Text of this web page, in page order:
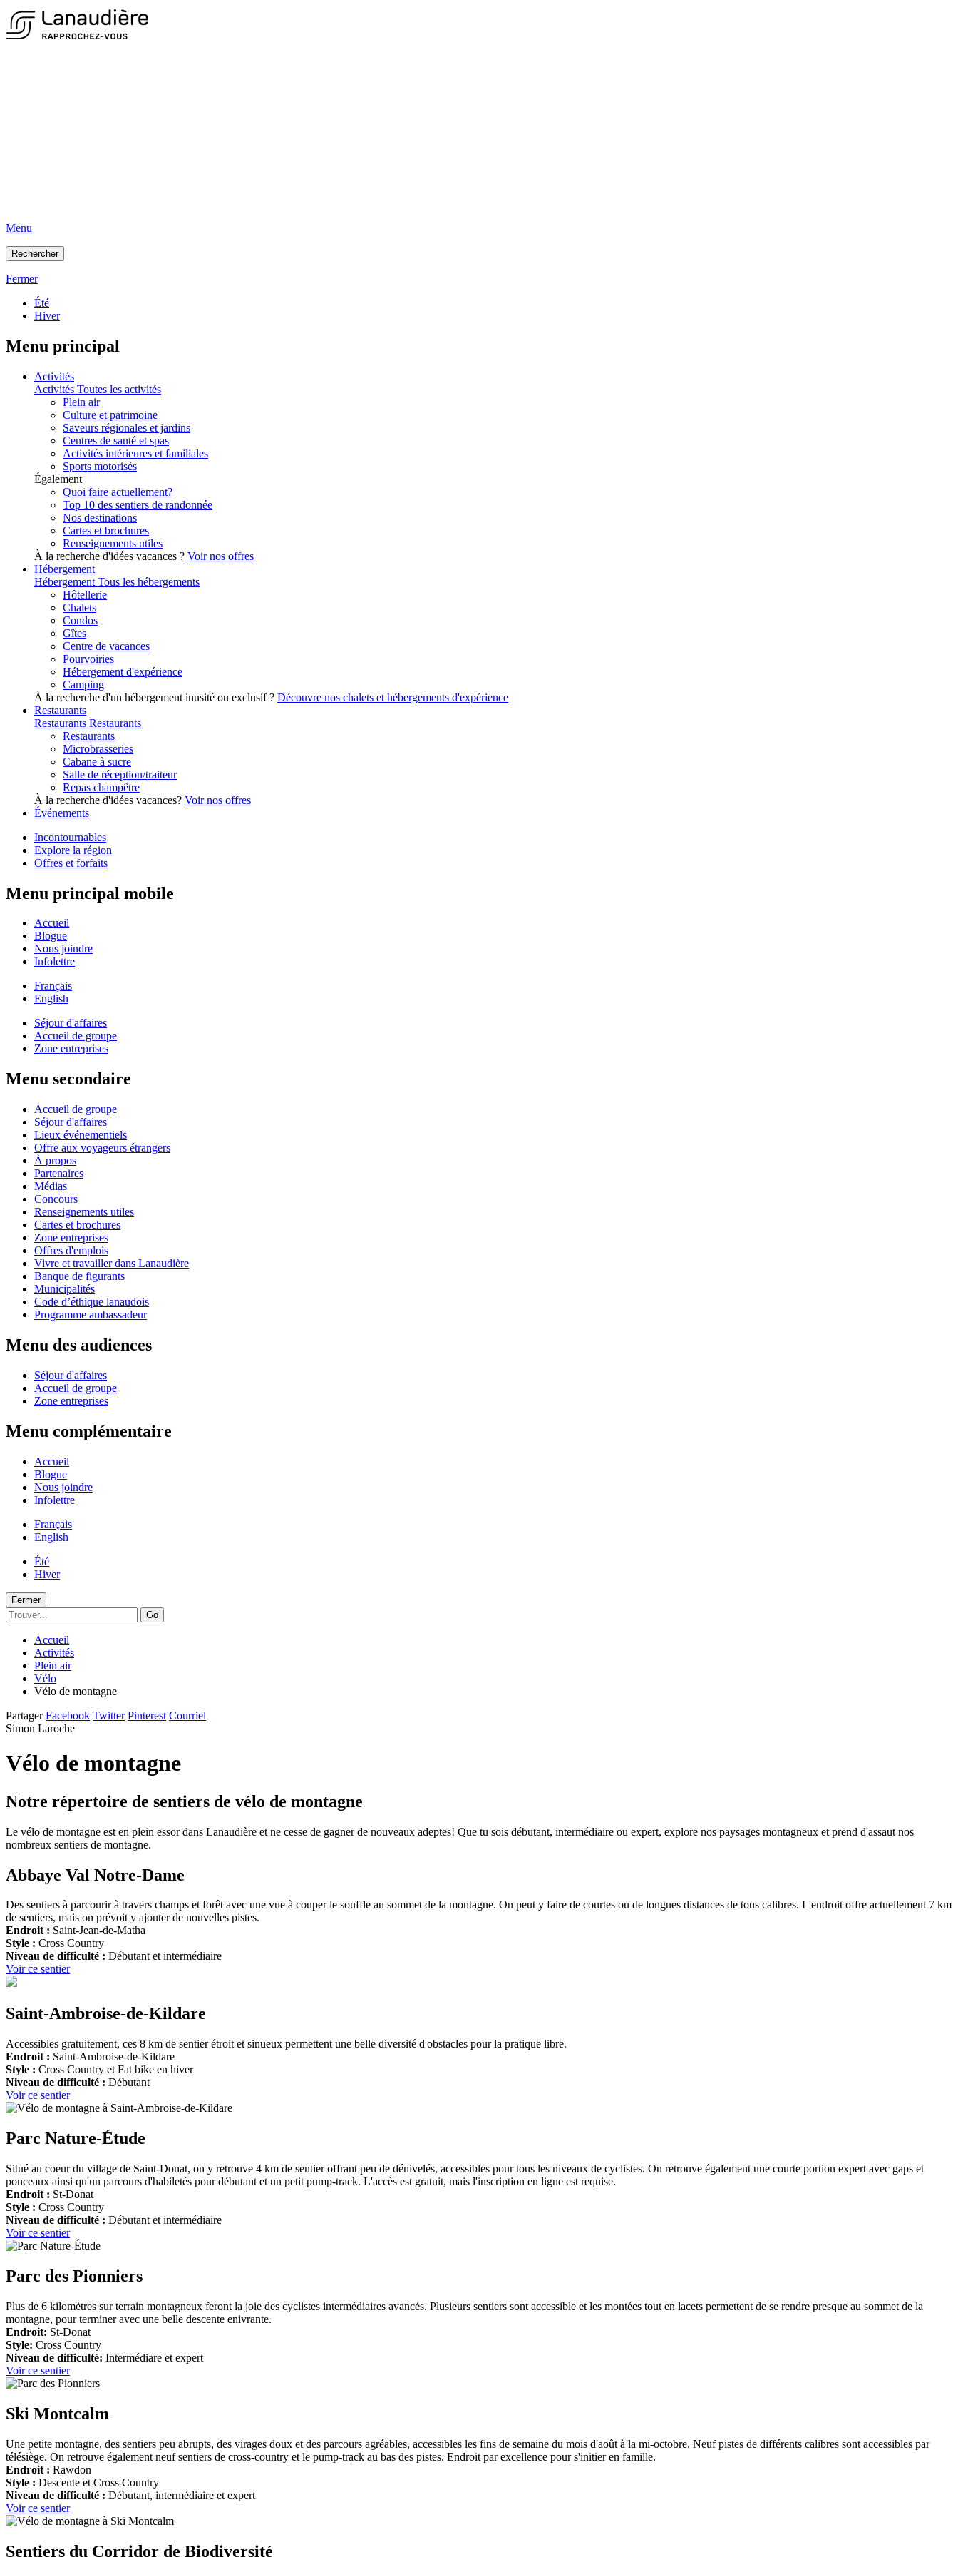
Menu
Rechercher
Fermer
Été
Hiver
Menu principal
Activités
Activités Toutes les activités
Plein air
Culture et patrimoine
Saveurs régionales et jardins
Centres de santé et spas
Activités intérieures et familiales
Sports motorisés
Également
Quoi faire actuellement?
Top 10 des sentiers de randonnée
Nos destinations
Cartes et brochures
Renseignements utiles
À la recherche d'idées vacances ? Voir nos offres
Hébergement
Hébergement Tous les hébergements
Hôtellerie
Chalets
Condos
Gîtes
Centre de vacances
Pourvoiries
Hébergement d'expérience
Camping
À la recherche d'un hébergement inusité ou exclusif ? Découvre nos chalets et hébergements d'expérience
Restaurants
Restaurants Restaurants
Restaurants
Microbrasseries
Cabane à sucre
Salle de réception/traiteur
Repas champêtre
À la recherche d'idées vacances? Voir nos offres
Événements
Incontournables
Explore la région
Offres et forfaits
Menu principal mobile
Accueil
Blogue
Nous joindre
Infolettre
Français
English
Séjour d'affaires
Accueil de groupe
Zone entreprises
Menu secondaire
Accueil de groupe
Séjour d'affaires
Lieux événementiels
Offre aux voyageurs étrangers
À propos
Partenaires
Médias
Concours
Renseignements utiles
Cartes et brochures
Zone entreprises
Offres d'emplois
Vivre et travailler dans Lanaudière
Banque de figurants
Municipalités
Code d’éthique lanaudois
Programme ambassadeur
Menu des audiences
Séjour d'affaires
Accueil de groupe
Zone entreprises
Menu complémentaire
Accueil
Blogue
Nous joindre
Infolettre
Français
English
Été
Hiver
Fermer
Go
Accueil
Activités
Plein air
Vélo
Vélo de montagne
Partager Facebook Twitter Pinterest Courriel
Simon Laroche
Vélo de montagne
Notre répertoire de sentiers de vélo de montagne
Le vélo de montagne est en plein essor dans Lanaudière et ne cesse de gagner de nouveaux adeptes! Que tu sois débutant, intermédiaire ou expert, explore nos paysages montagneux et prend d'assaut nos
nombreux sentiers de montagne.
Abbaye Val Notre-Dame
Des sentiers à parcourir à travers champs et forêt avec une vue à couper le souffle au sommet de la montagne. On peut y faire de courtes ou de longues distances de tous calibres. L'endroit offre actuellement 7 km
de sentiers, mais on prévoit y ajouter de nouvelles pistes.
Endroit : Saint-Jean-de-Matha
Style : Cross Country
Niveau de difficulté : Débutant et intermédiaire
Voir ce sentier
Saint-Ambroise-de-Kildare
Accessibles gratuitement, ces 8 km de sentier étroit et sinueux permettent une belle diversité d'obstacles pour la pratique libre.
Endroit : Saint-Ambroise-de-Kildare
Style : Cross Country et Fat bike en hiver
Niveau de difficulté : Débutant
Voir ce sentier
Parc Nature-Étude
Situé au coeur du village de Saint-Donat, on y retrouve 4 km de sentier offrant peu de dénivelés, accessibles pour tous les niveaux de cyclistes. On retrouve également une courte portion expert avec gaps et
ponceaux ainsi qu'un parcours d'habiletés pour débutant et un petit pump-track. L'accès est gratuit, mais l'inscription en ligne est requise.
Endroit : St-Donat
Style : Cross Country
Niveau de difficulté : Débutant et intermédiaire
Voir ce sentier
Parc des Pionniers
Plus de 6 kilomètres sur terrain montagneux feront la joie des cyclistes intermédiaires avancés. Plusieurs sentiers sont accessible et les montées tout en lacets permettent de se rendre presque au sommet de la
montagne, pour terminer avec une belle descente enivrante.
Endroit: St-Donat
Style: Cross Country
Niveau de difficulté: Intermédiare et expert
Voir ce sentier
Ski Montcalm
Une petite montagne, des sentiers peu abrupts, des virages doux et des parcours agréables, accessibles les fins de semaine du mois d'août à la mi-octobre. Neuf pistes de différents calibres sont accessibles par
télésiège. On retrouve également neuf sentiers de cross-country et le pump-track au bas des pistes. Endroit par excellence pour s'initier en famille.
Endroit : Rawdon
Style : Descente et Cross Country
Niveau de difficulté : Débutant, intermédiaire et expert
Voir ce sentier
Sentiers du Corridor de Biodiversité